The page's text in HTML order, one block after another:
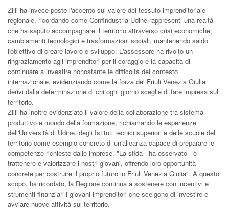
Zilli ha invece posto l'accento sul valore del tessuto imprenditoriale
regionale, ricordando come Confindustria Udine rappresenti una realtà
che ha saputo accompagnare il territorio attraverso crisi economiche,
cambiamenti tecnologici e trasformazioni sociali, mantenendo saldo
l'obiettivo di creare lavoro e sviluppo. L'assessore ha rivolto un
ringraziamento agli imprenditori per il coraggio e la capacità di
continuare a investire nonostante le difficoltà del contesto
internazionale, evidenziando come la forza del Friuli Venezia Giulia
derivi dalla determinazione di chi ogni giorno sceglie di fare impresa sul
territorio.
Zilli ha inoltre evidenziato il valore della collaborazione tra sistema
produttivo e mondo della formazione, richiamando le esperienze
dell'Università di Udine, degli Istituti tecnici superiori e delle scuole del
territorio come esempio concreto di un'alleanza capace di preparare le
competenze richieste dalle imprese. "La sfida - ha osservato - è
trattenere e valorizzare i nostri giovani, offrendo loro opportunità
concrete per costruire il proprio futuro in Friuli Venezia Giulia". A questo
scopo, ha ricordato, la Regione continua a sostenere con incentivi e
strumenti finanziari i giovani imprenditori che scelgono di investire e
avviare nuove attività sul territorio.